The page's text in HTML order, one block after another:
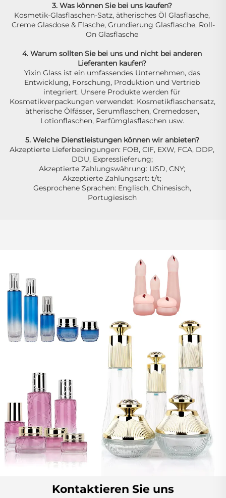
3. Was können Sie bei uns kaufen?
Kosmetik-Glasflaschen-Satz, ätherisches Öl Glasflasche,
Creme Glasdose & Flasche, Grundierung Glasflasche, Roll-
On Glasflasche
4. Warum sollten Sie bei uns und nicht bei anderen
Lieferanten kaufen?
Yixin Glass ist ein umfassendes Unternehmen, das
Entwicklung, Forschung, Produktion und Vertrieb
integriert. Unsere Produkte werden für
Kosmetikverpackungen verwendet: Kosmetikflaschensatz,
ätherische Ölfässer, Serumflaschen, Cremedosen,
Lotionflaschen, Parfümglasflaschen usw.
5. Welche Dienstleistungen können wir anbieten?
Akzeptierte Lieferbedingungen: FOB, CIF, EXW, FCA, DDP,
DDU, Expresslieferung;
Akzeptierte Zahlungswährung: USD, CNY;
Akzeptierte Zahlungsart: t/t;
Gesprochene Sprachen: Englisch, Chinesisch,
Portugiesisch
Kontaktieren Sie uns